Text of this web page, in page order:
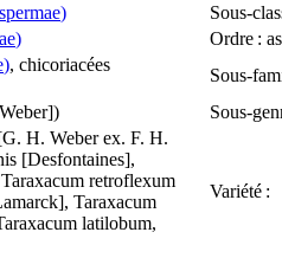
)
Sous-
) Ordre :
), chicoriacées
Sous-
Sous-
H. Weber ex. F. H.
[Desfontaines],
Taraxacum retroflexum
Taraxacum
latilobum,
Variété :